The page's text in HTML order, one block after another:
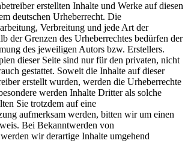
erstellten Inhalte und Werke auf diesen
deutschen Urheberrecht. Die
Verbreitung und jede Art der
der Grenzen des Urheberrechtes bedürfen der
des jeweiligen Autors bzw. Erstellers.
dieser Seite sind nur für den privaten, nicht
gestattet. Soweit die Inhalte auf dieser
erstellt wurden, werden die Urheberrechte
werden Inhalte Dritter als solche
Sie trotzdem auf eine
aufmerksam werden, bitten wir um einen
Bei Bekanntwerden von
wir derartige Inhalte umgehend